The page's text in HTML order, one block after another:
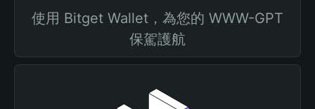
使用 Bitget Wallet，為您的 WWW-GPT
保駕護航